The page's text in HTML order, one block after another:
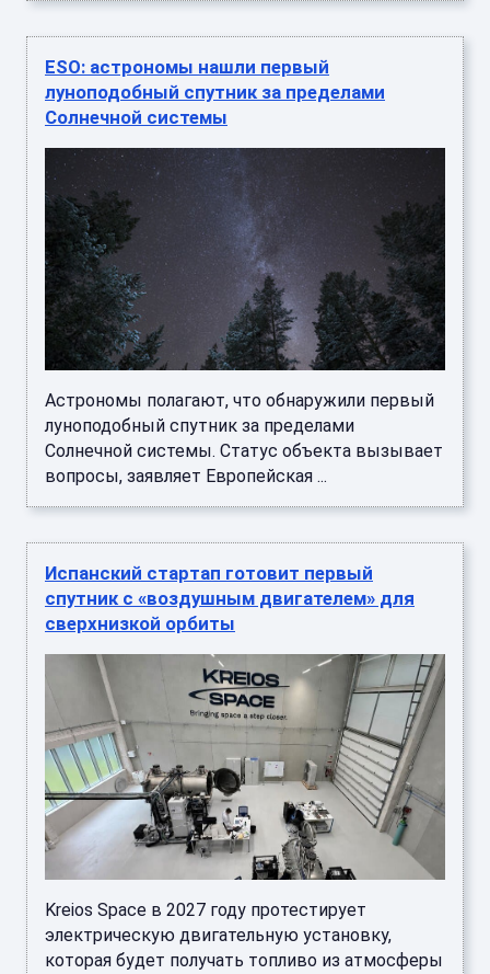
ESO: астрономы нашли первый
луноподобный спутник за пределами
Солнечной системы
Астрономы полагают, что обнаружили первый
луноподобный спутник за пределами
Солнечной системы. Статус объекта вызывает
вопросы, заявляет Европейская ...
Испанский стартап готовит первый
спутник с «воздушным двигателем» для
сверхнизкой орбиты
Kreios Space в 2027 году протестирует
электрическую двигательную установку,
которая будет получать топливо из атмосферы